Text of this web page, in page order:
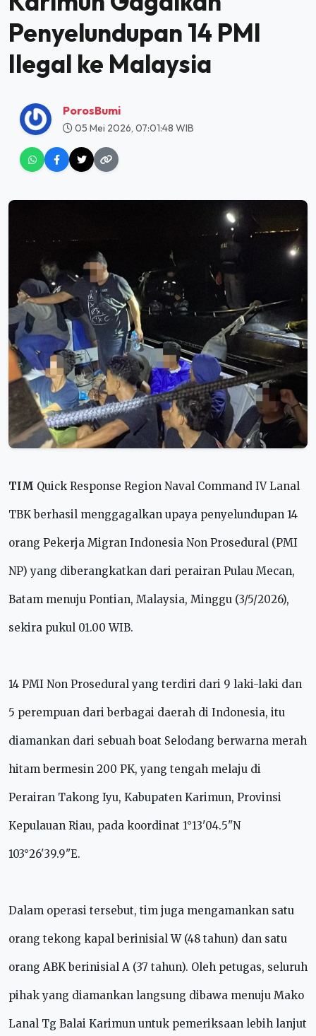
Penyelundupan 14 PMI
Ilegal ke Malaysia
PorosBumi
05 Mei 2026, 07:01:48 WIB
TIM Quick Response Region Naval Command IV Lanal
TBK berhasil menggagalkan upaya penyelundupan 14
orang Pekerja Migran Indonesia Non Prosedural (PMI
NP) yang diberangkatkan dari perairan Pulau Mecan,
Batam menuju Pontian, Malaysia, Minggu (3/5/2026),
sekira pukul 01.00 WIB.
14 PMI Non Prosedural yang terdiri dari 9 laki-laki dan
5 perempuan dari berbagai daerah di Indonesia, itu
diamankan dari sebuah boat Selodang berwarna merah
hitam bermesin 200 PK, yang tengah melaju di
Perairan Takong Iyu, Kabupaten Karimun, Provinsi
Kepulauan Riau, pada koordinat 1°13'04.5"N
103°26'39.9"E.
Dalam operasi tersebut, tim juga mengamankan satu
orang tekong kapal berinisial W (48 tahun) dan satu
orang ABK berinisial A (37 tahun). Oleh petugas, seluruh
pihak yang diamankan langsung dibawa menuju Mako
Lanal Tg Balai Karimun untuk pemeriksaan lebih lanjut